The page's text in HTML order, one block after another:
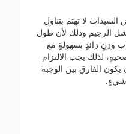
لا تهتم بتناول
الرجيم وذلك لأن طول
وزنٍ زائدٍ بسهولةٍ مع
لذلك يجب الالتزام
يكون الفارق بين الوجبة
شيءٍ.